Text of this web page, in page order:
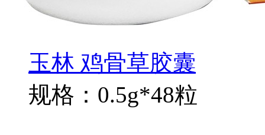
玉林 鸡骨草胶囊
规格：0.5g*48粒